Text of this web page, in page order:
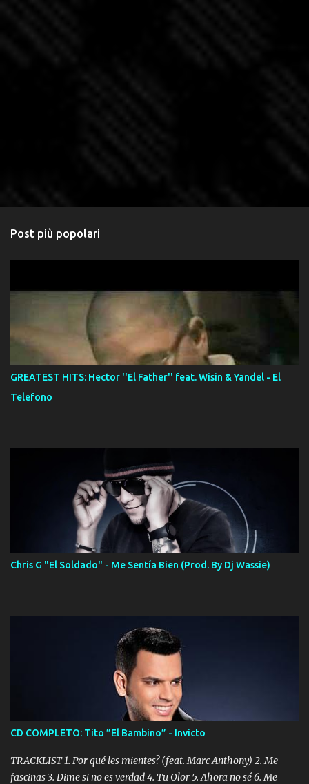
Post più popolari
GREATEST HITS: Hector ''El Father'' feat. Wisin & Yandel - El
Telefono
Chris G "El Soldado" - Me Sentía Bien (Prod. By Dj Wassie)
CD COMPLETO: Tito ”El Bambino” - Invicto
TRACKLIST 1. Por qué les mientes? (feat. Marc Anthony) 2. Me
fascinas 3. Dime si no es verdad 4. Tu Olor 5. Ahora no sé 6. Me